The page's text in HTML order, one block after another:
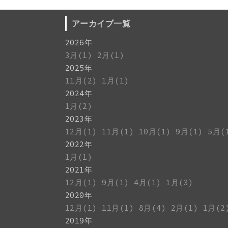
アーカイブ一覧
2026年
3月(1)
2月(1)
2025年
11月(2)
1月(1)
2024年
1月(2)
2023年
12月(1)
11月(1) 10月(1) 9月(1) 5月
2022年
1月(1)
2021年
12月(1)
9月(1) 4月(1)
1月(3)
2020年
12月(1)
11月(1) 8月(4) 2月(1)
1月(2)
2019年